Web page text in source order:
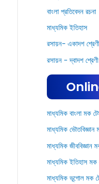
বাংলা প্রতিবেদন রচনা
মাধ্যমিক ইতিহাস
রসায়ন- একাদশ শ্রেণী
রসায়ন - দ্বাদশ শ্রেণী
মাধ্যমিক বাংলা মক
মাধ্যমিক ভৌতবিজ্ঞান
মাধ্যমিক জীববিজ্ঞান
মাধ্যমিক ইতিহাস মক
মাধ্যমিক ভূগোল মক